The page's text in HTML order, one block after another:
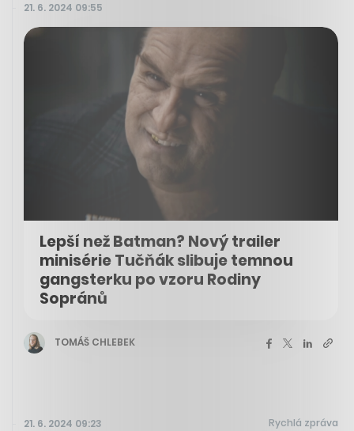
21. 6. 2024 09:55
Lepší než Batman? Nový trailer
minisérie Tučňák slibuje temnou
gangsterku po vzoru Rodiny
Sopránů
TOMÁŠ CHLEBEK
21. 6. 2024 09:23 Rychlá zpráva